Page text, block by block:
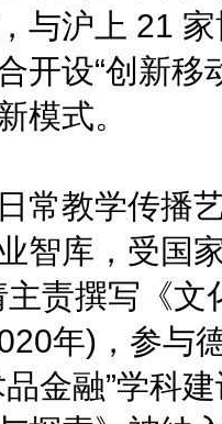
与沪上 21
开设“创新移
模式。
教学传播艺
智库，受国
责撰写《
年)，参与
金融”学科